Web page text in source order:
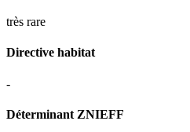
très rare
Directive habitat
-
Déterminant ZNIEFF